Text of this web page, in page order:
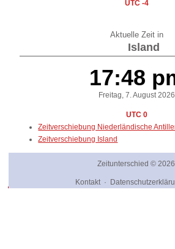
UTC -4
Aktuelle Zeit in
Island
17:48
Freitag, 7. August 2026
UTC 0
Zeitverschiebung Niederländische
Zeitverschiebung Island
Zeitunterschied ©
Kontakt·